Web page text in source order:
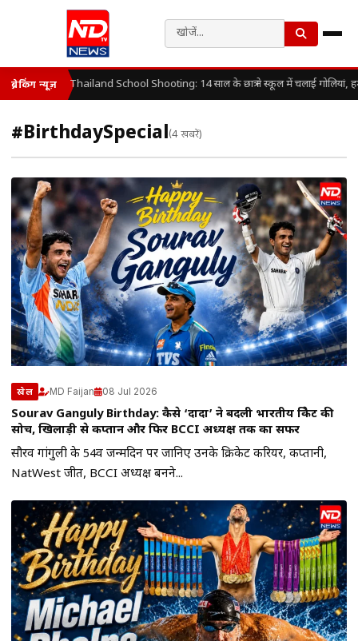
ब्रेकिंग न्यूज़ Thailand School Shooting: 14 साल के छात्र ने स्कूल में चलाई गोलियां,
#BirthdaySpecial(4 खबरें)
खेल MD Faijan 08 Jul 2026
Sourav Ganguly Birthday: कैसे ‘दादा’ ने बदली भारतीय क्रिकेट की
सोच, खिलाड़ी से कप्तान और फिर BCCI अध्यक्ष तक का सफर
सौरव गांगुली के 54वें जन्मदिन पर जानिए उनके क्रिकेट करियर, कप्तानी,
NatWest जीत, BCCI अध्यक्ष बनने...